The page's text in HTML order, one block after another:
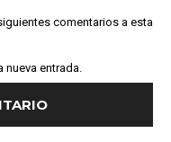
comentarios a esta
entrada.